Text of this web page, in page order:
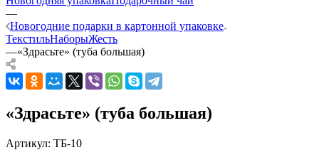
—
Новогодние подарки в картонной упаковке
ТекстильНаборыЖесть
—«Здрасьте» (туба большая)
«Здрасьте» (туба большая)
Артикул: ТБ-10